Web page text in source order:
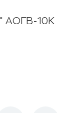
АОГВ-10К